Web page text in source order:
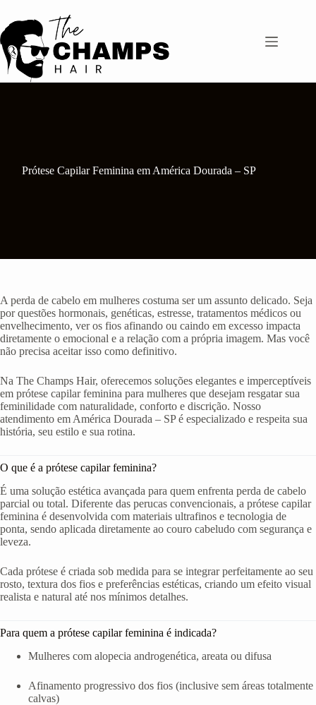
para
o
conteúdo
Prótese Capilar Feminina em América Dourada – SP
A perda de cabelo em mulheres costuma ser um assunto delicado. Seja
por questões hormonais, genéticas, estresse, tratamentos médicos ou
envelhecimento, ver os fios afinando ou caindo em excesso impacta
diretamente o emocional e a relação com a própria imagem. Mas você
não precisa aceitar isso como definitivo.
Na The Champs Hair, oferecemos soluções elegantes e imperceptíveis
em prótese capilar feminina para mulheres que desejam resgatar sua
feminilidade com naturalidade, conforto e discrição. Nosso
atendimento em América Dourada – SP é especializado e respeita sua
história, seu estilo e sua rotina.
O que é a prótese capilar feminina?
É uma solução estética avançada para quem enfrenta perda de cabelo
parcial ou total. Diferente das perucas convencionais, a prótese capilar
feminina é desenvolvida com materiais ultrafinos e tecnologia de
ponta, sendo aplicada diretamente ao couro cabeludo com segurança e
leveza.
Cada prótese é criada sob medida para se integrar perfeitamente ao seu
rosto, textura dos fios e preferências estéticas, criando um efeito visual
realista e natural até nos mínimos detalhes.
Para quem a prótese capilar feminina é indicada?
Mulheres com alopecia androgenética, areata ou difusa
Afinamento progressivo dos fios (inclusive sem áreas totalmente
calvas)